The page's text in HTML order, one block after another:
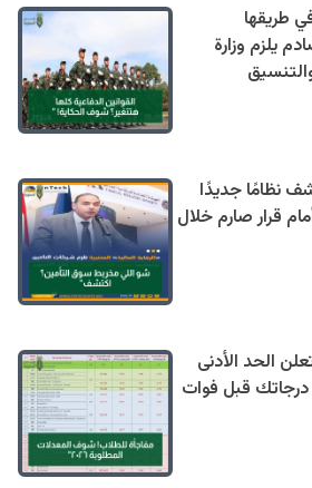
في طريقها
يلزم وزارة
نظامًا جديدًا
قرار صارم خلال
الحد الأدنى
على درجاتك قبل فوات